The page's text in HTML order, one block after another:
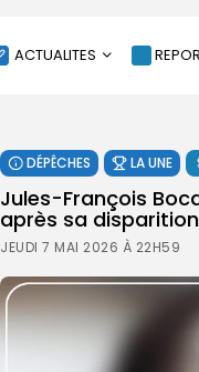
ACTUALITES
SOCIÉTÉ
ÉCONOMIE
CULTURE
ENVIRONNEMENT
INTERNATIONAL
DÉPÊCHES LA UNE
Jules-François
après sa disparition
JEUDI 7 MAI 2026 À 22H59